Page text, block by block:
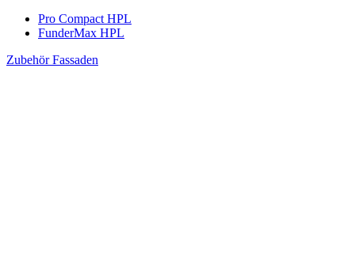
Pro Compact HPL
FunderMax HPL
Zubehör Fassaden